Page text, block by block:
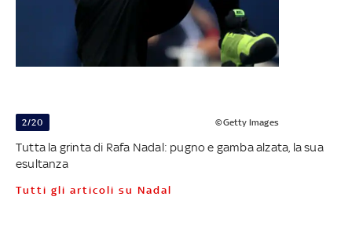
2/20 ©Getty Images
Tutta la grinta di Rafa Nadal: pugno e gamba alzata, la sua
esultanza
Tutti gli articoli su Nadal